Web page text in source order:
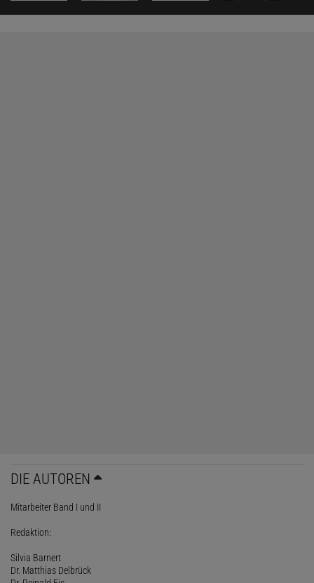
DIE AUTOREN
Mitarbeiter Band I und II
Redaktion:
Silvia Barnert
Dr. Matthias Delbrück